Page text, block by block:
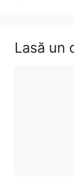
Lasă un